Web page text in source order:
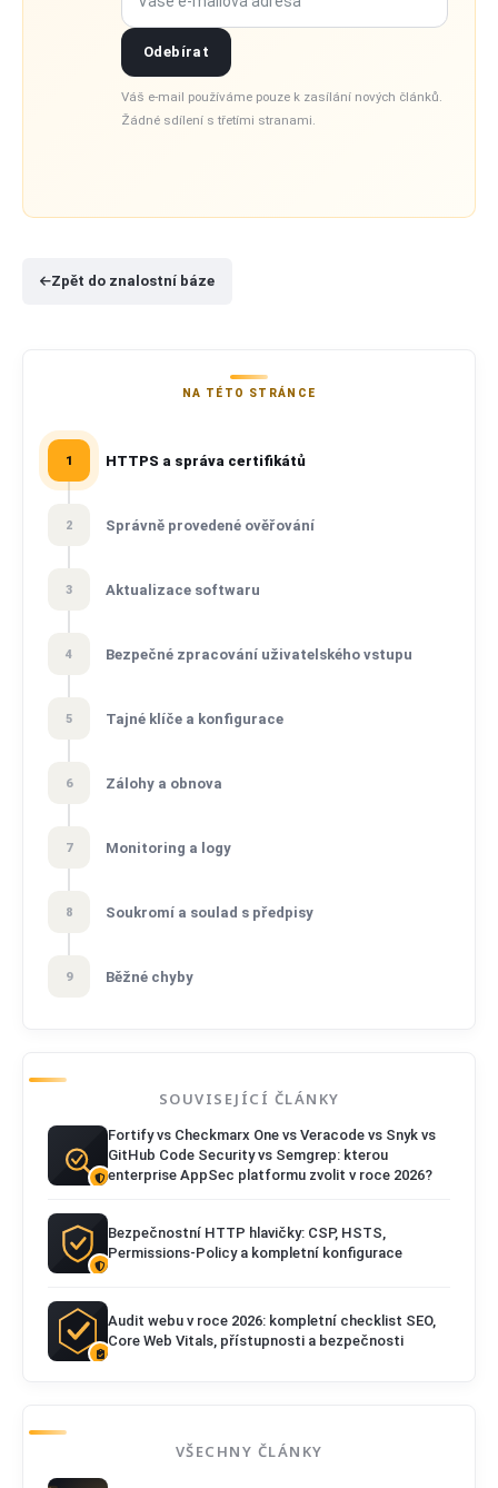
Odebírat
Váš e-mail používáme pouze k zasílání nových článků.
Žádné sdílení s třetími stranami.
Zpět do znalostní báze
NA TÉTO STRÁNCE
1 HTTPS a správa certifikátů
2 Správně provedené ověřování
3 Aktualizace softwaru
4 Bezpečné zpracování uživatelského vstupu
5 Tajné klíče a konfigurace
6 Zálohy a obnova
7 Monitoring a logy
8 Soukromí a soulad s předpisy
9 Běžné chyby
SOUVISEJÍCÍ ČLÁNKY
Fortify vs Checkmarx One vs Veracode vs Snyk vs
GitHub Code Security vs Semgrep: kterou
enterprise AppSec platformu zvolit v roce 2026?
Bezpečnostní HTTP hlavičky: CSP, HSTS,
Permissions-Policy a kompletní konfigurace
Audit webu v roce 2026: kompletní checklist SEO,
Core Web Vitals, přístupnosti a bezpečnosti
VŠECHNY ČLÁNKY